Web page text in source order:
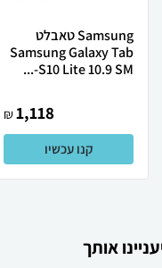
Samsung טאבלט
Samsung Galaxy Tab
S10 Lite 10.9 SM-...
1,118
₪
קנו עכשיו
אותך